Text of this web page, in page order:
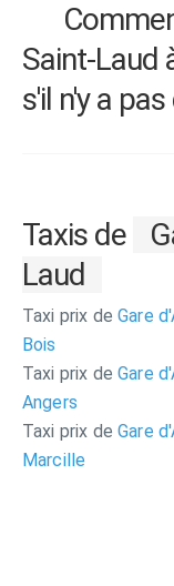
Saint-Laud
s'il n'y a
Taxis de
Laud
Taxi prix de Gare
Bois
Taxi prix de Gare
Angers
Taxi prix de Gare
Marcille